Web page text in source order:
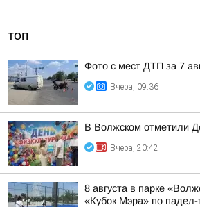
ТОП
Фото с мест ДТП за 7
Вчера, 09:36
В Волжском отметили
Вчера, 20:42
8 августа в парке
«Кубок Мэра» по падел-